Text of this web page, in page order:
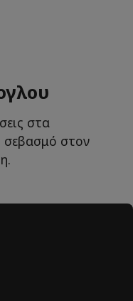
στα
σεβασμό στον